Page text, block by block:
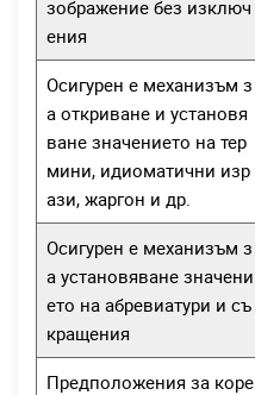
зображение без изключ
ения
Осигурен е механизъм з
а откриване и установя
ване значението на тер
мини, идиоматични изр
ази, жаргон и др.
Осигурен е механизъм з
а установяване значени
ето на абревиатури и съ
кращения
Предположения за коре